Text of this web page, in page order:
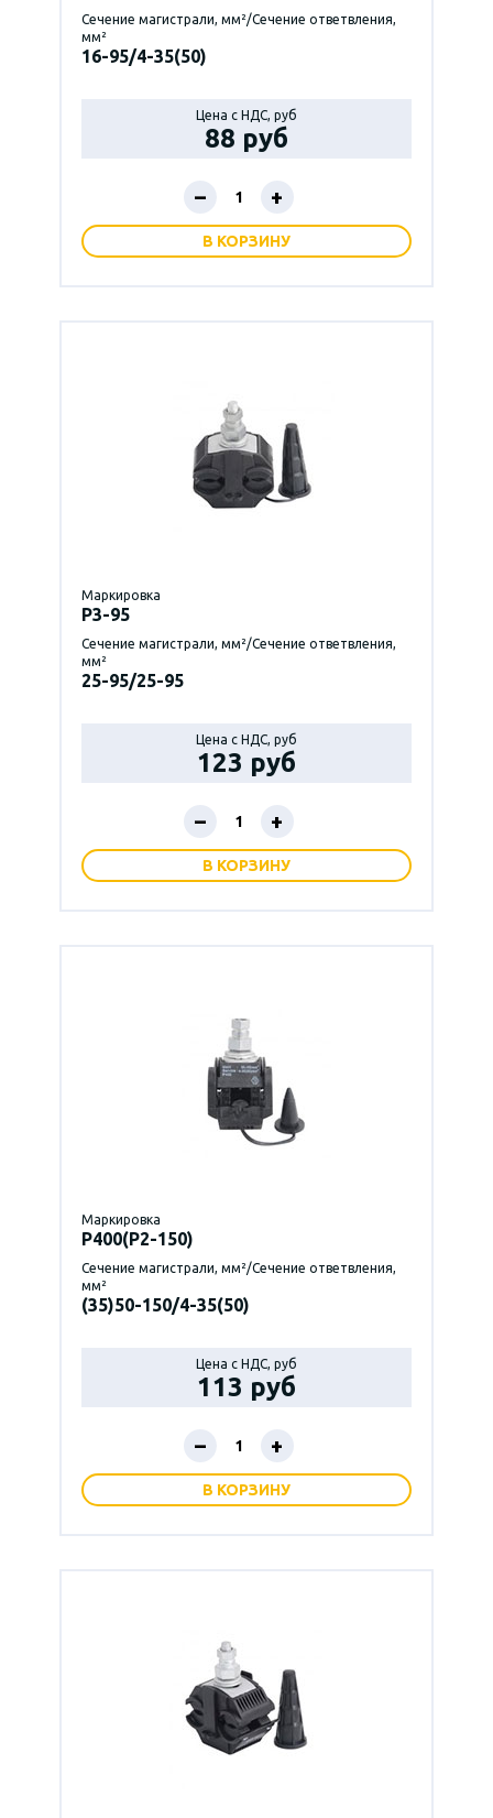
Сечение магистрали, мм²/Сечение ответвления,
мм²
16-95/4-35(50)
Цена с НДС, руб
88 руб
– +
В КОРЗИНУ
Маркировка
P3-95
Сечение магистрали, мм²/Сечение ответвления,
мм²
25-95/25-95
Цена с НДС, руб
123 руб
– +
В КОРЗИНУ
Маркировка
P400(Р2-150)
Сечение магистрали, мм²/Сечение ответвления,
мм²
(35)50-150/4-35(50)
Цена с НДС, руб
113 руб
– +
В КОРЗИНУ